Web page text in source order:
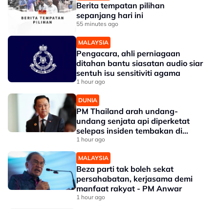
Berita tempatan pilihan
sepanjang hari ini
55 minutes ago
MALAYSIA
Pengacara, ahli perniagaan
ditahan bantu siasatan audio siar
sentuh isu sensitiviti agama
1 hour ago
DUNIA
PM Thailand arah undang-
undang senjata api diperketat
selepas insiden tembakan di
sekolah
1 hour ago
MALAYSIA
Beza parti tak boleh sekat
persahabatan, kerjasama demi
manfaat rakyat - PM Anwar
1 hour ago